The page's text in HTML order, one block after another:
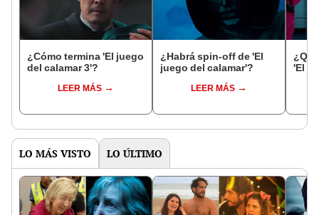
¿Cómo termina 'El juego
del calamar 3'?
LEER MÁS
¿Habrá spin-off de 'El
juego del calamar'?
LEER MÁS
'El
LO MÁS VISTO LO ÚLTIMO